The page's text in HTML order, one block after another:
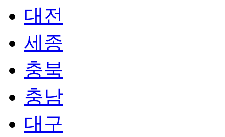
대전
세종
충북
충남
대구